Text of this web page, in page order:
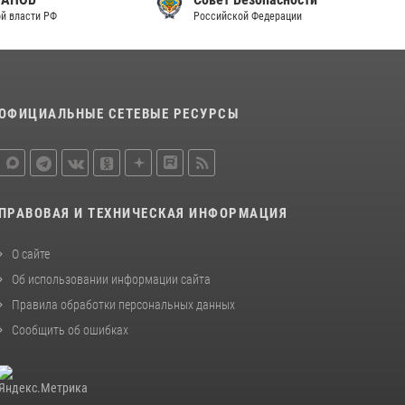
законодательства (видео)
скорой помощи (видео)
В Росгвардии прошла военно-научная
Российской Федерации
СЕТЕВЫЕ РЕСУРСЫ
ПРАВОВАЯ И ТЕХНИЧЕСКАЯ ИНФОРМАЦИЯ
О сайте
Об использовании информации сайта
Правила обработки персональных данных
Сообщить об ошибках